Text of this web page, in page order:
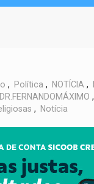
, Política , NOTÍCIA ,
DR.FERNANDOMÁXIMO ,
, Notícia